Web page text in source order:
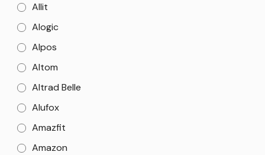
Allit
Alogic
Alpos
Altom
Altrad Belle
Alufox
Amazfit
Amazon